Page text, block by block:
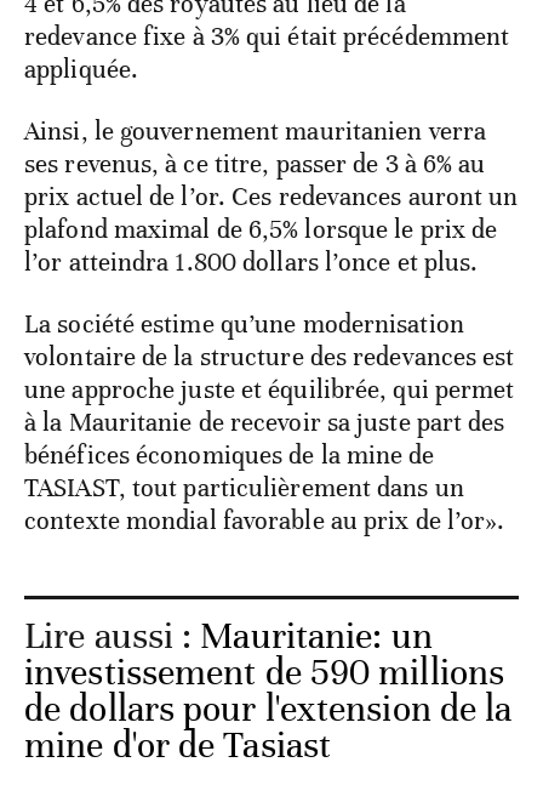
redevance fixe à 3% qui était précédemment
appliquée.
Ainsi, le gouvernement mauritanien verra
ses revenus, à ce titre, passer de 3 à 6% au
prix actuel de l’or. Ces redevances auront un
plafond maximal de 6,5% lorsque le prix de
l’or atteindra 1.800 dollars l’once et plus.
La société estime qu’une modernisation
volontaire de la structure des redevances est
une approche juste et équilibrée, qui permet
à la Mauritanie de recevoir sa juste part des
bénéfices économiques de la mine de
TASIAST, tout particulièrement dans un
contexte mondial favorable au prix de l’or».
Lire aussi : Mauritanie: un
investissement de 590 millions
de dollars pour l'extension de la
mine d'or de Tasiast